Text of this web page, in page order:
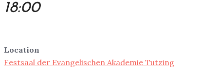
18:00
Location
Festsaal der Evangelischen Akademie Tutzing